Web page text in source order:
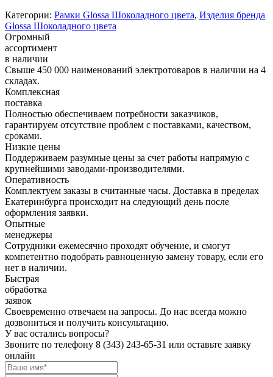
Категории: Рамки Glossa Шоколадного цвета, Изделия бренда
Glossa Шоколадного цвета
Огромный
ассортимент
в наличии
Свыше 450 000 наименований электротоваров в наличии на 4
складах.
Комплексная
поставка
Полностью обеспечиваем потребности заказчиков,
гарантируем отсутствие проблем с поставками, качеством,
сроками.
Низкие цены
Поддерживаем разумные цены за счет работы напрямую с
крупнейшими заводами-производителями.
Оперативность
Комплектуем заказы в считанные часы. Доставка в пределах
Екатеринбурга происходит на следующий день после
оформления заявки.
Опытные
менеджеры
Сотрудники ежемесячно проходят обучение, и смогут
компетентно подобрать равноценную замену товару, если его
нет в наличии.
Быстрая
обработка
заявок
Своевременно отвечаем на запросы. До нас всегда можно
дозвониться и получить консультацию.
У вас остались вопросы?
Звоните по телефону 8 (343) 243-65-31 или оставьте заявку
онлайн